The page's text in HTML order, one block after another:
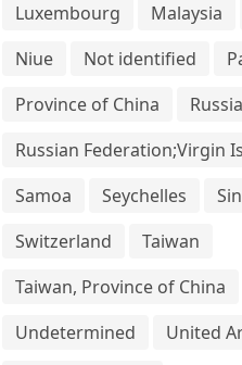
Luxembourg
Malaysia
Niue
Not identified
Province of China
Russian Federation;Virgin
Samoa
Seychelles
Switzerland
Taiwan
Taiwan, Province of China
Undetermined
United